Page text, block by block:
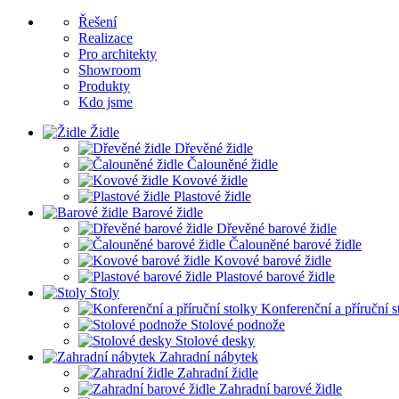
Řešení
Realizace
Pro architekty
Showroom
Produkty
Kdo jsme
Židle
Dřevěné židle
Čalouněné židle
Kovové židle
Plastové židle
Barové židle
Dřevěné barové židle
Čalouněné barové židle
Kovové barové židle
Plastové barové židle
Stoly
Konferenční a příruční
Stolové podnože
Stolové desky
Zahradní nábytek
Zahradní židle
Zahradní barové židle